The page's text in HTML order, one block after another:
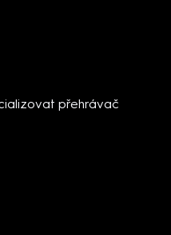
přehrávač